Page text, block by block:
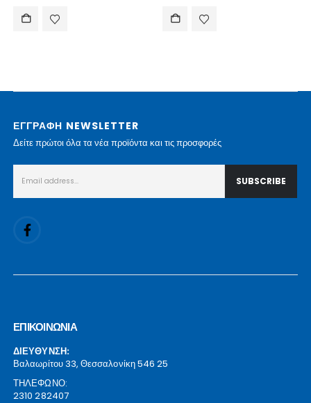
ΕΓΓΡΑΦΗ NEWSLETTER
Δείτε πρώτοι όλα τα νέα προϊόντα και τις προσφορές
ΕΠΙΚΟΙΝΩΝΙΑ
ΔΙΕΥΘΥΝΣΗ:
Βαλαωρίτου 33, Θεσσαλονίκη 546 25
ΤΗΛΕΦΩΝΟ:
2310 282407